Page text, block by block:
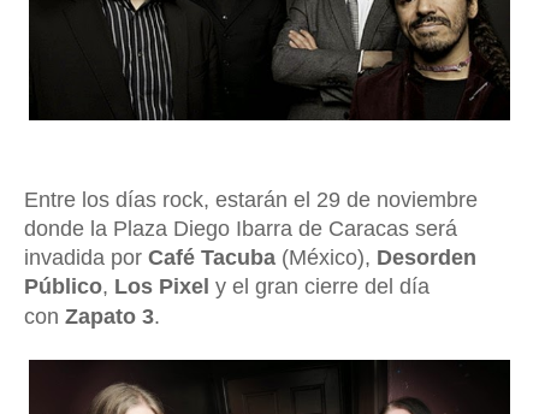
Entre los días rock, estarán el 29 de noviembre
donde la Plaza Diego Ibarra de Caracas será
invadida por Café Tacuba (México), Desorden
Público, Los Pixel y el gran cierre del día
con Zapato 3.